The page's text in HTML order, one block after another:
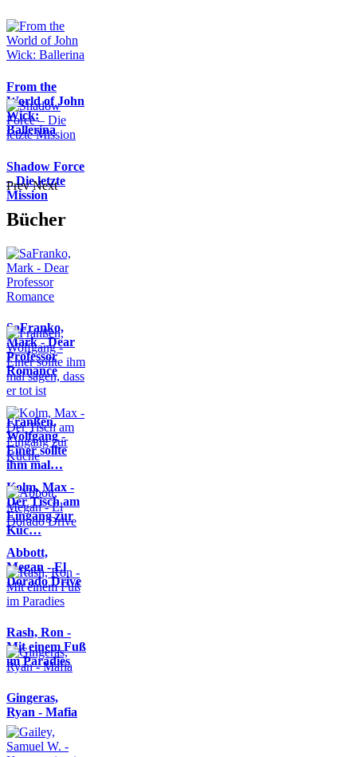
From the
World of John
Wick:
Ballerina
Shadow Force
– Die letzte
Mission
Prev Next
Bücher
SaFranko,
Mark - Dear
Professor
Romance
Franßen,
Wolfgang -
Einer sollte
ihm mal…
Kolm, Max -
Der Tisch am
Eingang zur
Küc…
Abbott,
Megan - El
Dorado Drive
Rash, Ron -
Mit einem Fuß
im Paradies
Gingeras,
Ryan - Mafia